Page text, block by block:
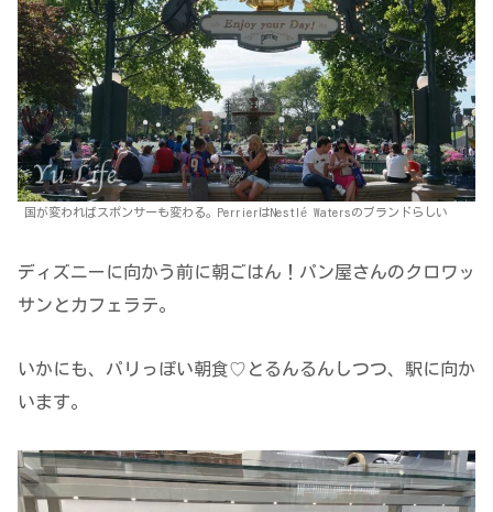
国が変わればスポンサーも変わる。PerrierはNestlé Watersのブランドらしい
ディズニーに向かう前に朝ごはん！パン屋さんのクロワッ
サンとカフェラテ。
いかにも、パリっぽい朝食♡とるんるんしつつ、駅に向か
います。